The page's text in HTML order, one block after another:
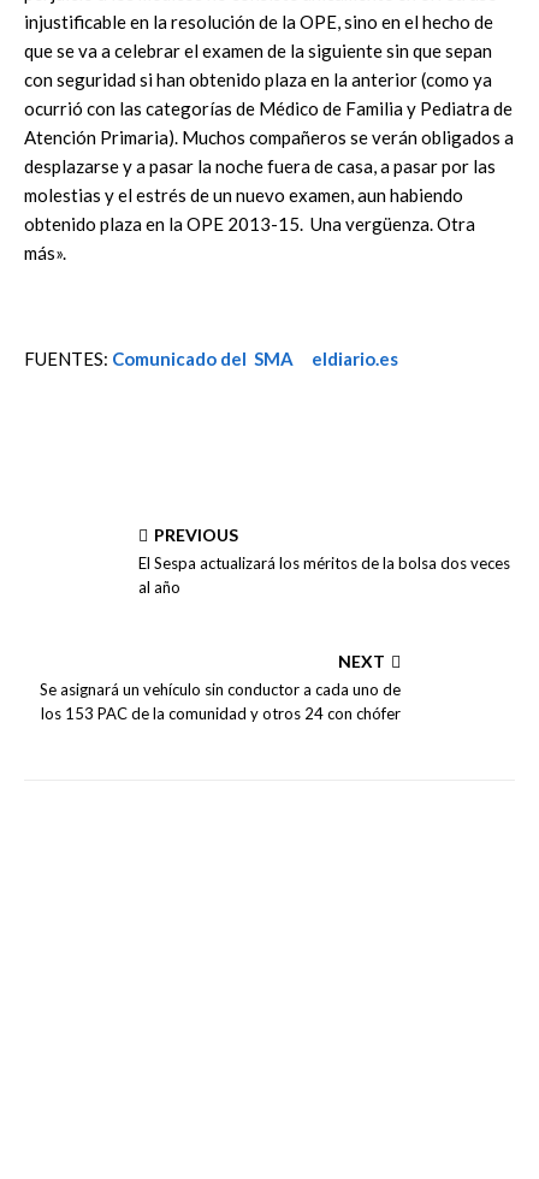
injustificable en la resolución de la OPE, sino en el hecho de
que se va a celebrar el examen de la siguiente sin que sepan
con seguridad si han obtenido plaza en la anterior (como ya
ocurrió con las categorías de Médico de Familia y Pediatra de
Atención Primaria). Muchos compañeros se verán obligados a
desplazarse y a pasar la noche fuera de casa, a pasar por las
molestias y el estrés de un nuevo examen, aun habiendo
obtenido plaza en la OPE 2013-15. Una vergüenza. Otra
más».
FUENTES: Comunicado del SMA eldiario.es
PREVIOUS
El Sespa actualizará los méritos de la bolsa dos veces
al año
NEXT
Se asignará un vehículo sin conductor a cada uno de
los 153 PAC de la comunidad y otros 24 con chófer